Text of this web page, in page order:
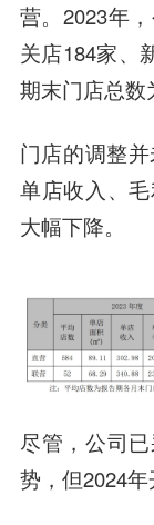
营。2023年
关店184家、
期末门店总数
门店的调整
单店收入、
大幅下降。
尽管，公司
势，但2024年